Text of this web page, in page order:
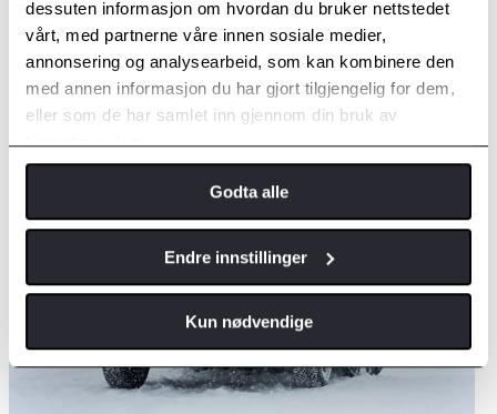
dessuten informasjon om hvordan du bruker nettstedet
vårt, med partnerne våre innen sosiale medier,
annonsering og analysearbeid, som kan kombinere den
med annen informasjon du har gjort tilgjengelig for dem,
eller som de har samlet inn gjennom din bruk av
tjenestene deres.
Godta alle
Endre innstillinger
Kun nødvendige
mest fart i ladingen når batteriet er under 20 % – og gjerne helt nede
i 10 %. Det er med andre ord en fordel å vente så lenge som mulig.
Etter 80 % går ladingen veldig tregt, så med mindre det er helt
nødvendig bør du avslutte og slippe andre til.